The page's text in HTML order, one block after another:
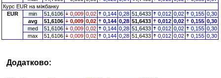
Курс EUR на міжбанку
EUR
min 51,6106 0,009 0,02 0,144 0,28 51,6433 0,012 0,02 0,155 0,30
avg
51,6106 0,009 0,02 0,144 0,28 51,6433 0,012 0,02 0,155 0,30
med
51,6106 0,009 0,02 0,144 0,28 51,6433 0,012 0,02 0,155 0,30
max
51,6106 0,009 0,02 0,144 0,28 51,6433 0,012 0,02 0,155 0,30
Додатково: